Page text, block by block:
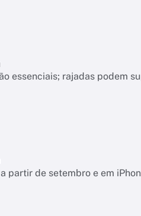
essenciais; rajadas podem
partir de setembro e em